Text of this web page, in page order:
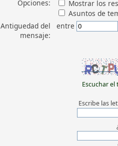
Opciones:
Mostrar los
Asuntos de
Antiguedad del
mensaje:
entre
Escuchar el
Escribe las